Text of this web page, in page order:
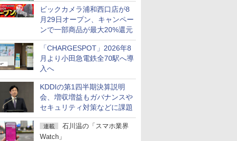
ビックカメラ浦和西口店が8
月29日オープン、キャンペー
ンで一部商品が最大20%還元
「CHARGESPOT」2026年8
月より小田急電鉄全70駅へ導
入へ
KDDIの第1四半期決算説明
会、増収増益もガバナンスや
セキュリティ対策などに課題
連載
石川温の「スマホ業界
Watch」